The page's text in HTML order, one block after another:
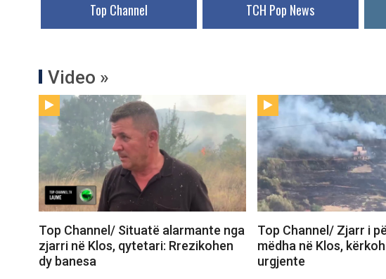
Top Channel TCH Pop News
Video »
Top Channel/ Situatë alarmante nga
zjarri në Klos, qytetari: Rrezikohen
dy banesa
Top Channel/ Zjarr i
mëdha në Klos,
urgjente